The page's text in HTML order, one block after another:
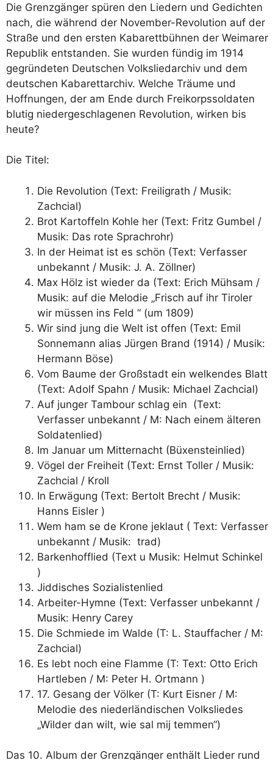
Die Grenzgänger spüren den Liedern und Gedichten
nach, die während der November-Revolution auf der
Straße und den ersten Kabarettbühnen der Weimarer
Republik entstanden. Sie wurden fündig im 1914
gegründeten Deutschen Volksliedarchiv und dem
deutschen Kabarettarchiv. Welche Träume und
Hoffnungen, der am Ende durch Freikorpssoldaten
blutig niedergeschlagenen Revolution, wirken bis
heute?
Die Titel:
Die Revolution (Text: Freiligrath / Musik:
Zachcial)
Brot Kartoffeln Kohle her (Text: Fritz Gumbel /
Musik: Das rote Sprachrohr)
In der Heimat ist es schön (Text: Verfasser
unbekannt / Musik: J. A. Zöllner)
Max Hölz ist wieder da (Text: Erich Mühsam /
Musik: auf die Melodie „Frisch auf ihr Tiroler
wir müssen ins Feld “ (um 1809)
Wir sind jung die Welt ist offen (Text: Emil
Sonnemann alias Jürgen Brand (1914) / Musik:
Hermann Böse)
Vom Baume der Großstadt ein welkendes Blatt
(Text: Adolf Spahn / Musik: Michael Zachcial)
Auf junger Tambour schlag ein (Text:
Verfasser unbekannt / M: Nach einem älteren
Soldatenlied)
Im Januar um Mitternacht (Büxensteinlied)
Vögel der Freiheit (Text: Ernst Toller / Musik:
Zachcial / Kroll
In Erwägung (Text: Bertolt Brecht / Musik:
Hanns Eisler )
Wem ham se de Krone jeklaut ( Text: Verfasser
unbekannt / Musik: trad)
Barkenhofflied (Text u Musik: Helmut Schinkel
)
Jiddisches Sozialistenlied
Arbeiter-Hymne (Text: Verfasser unbekannt /
Musik: Henry Carey
Die Schmiede im Walde (T: L. Stauffacher / M:
Zachcial)
Es lebt noch eine Flamme (T: Text: Otto Erich
Hartleben / M: Peter H. Ortmann )
17. Gesang der Völker (T: Kurt Eisner / M:
Melodie des niederländischen Volksliedes
„Wilder dan wilt, wie sal mij temmen“)
Das 10. Album der Grenzgänger enthält Lieder rund